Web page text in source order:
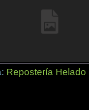
Repostería Helado